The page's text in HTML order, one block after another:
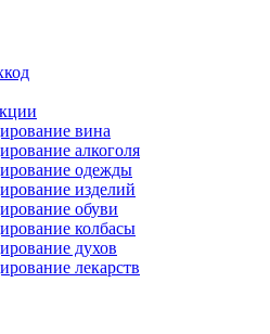
вина
алкоголя
одежды
изделий
обуви
колбасы
духов
лекарств